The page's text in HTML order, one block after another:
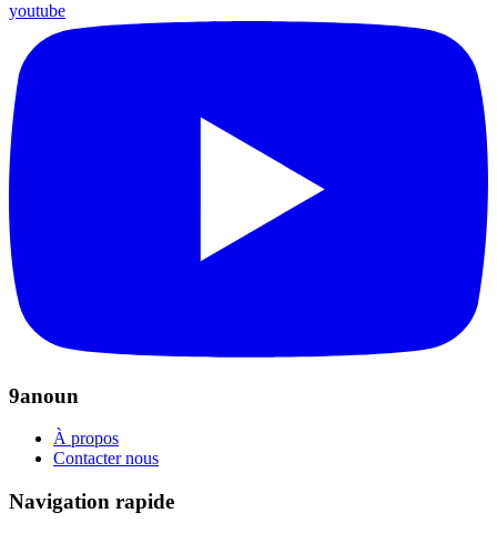
youtube
9anoun
À propos
Contacter nous
Navigation rapide